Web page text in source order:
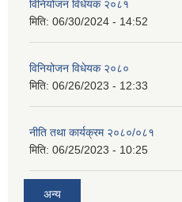
विनियोजन विधेयक २०८१
मिति: 06/30/2024 - 14:52
विनियोजन विधेयक २०८०
मिति: 06/26/2023 - 12:33
नीति तथा कार्यक्रम २०८०/०८१
मिति: 06/25/2023 - 10:25
अन्य